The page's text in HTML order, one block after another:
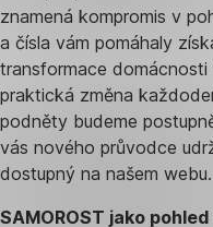
znamená kompromis v
a čísla vám pomáhaly
transformace domácnosti
praktická změna
podněty budeme
vás nového průvodce
dostupný na našem webu.
SAMOROST jako